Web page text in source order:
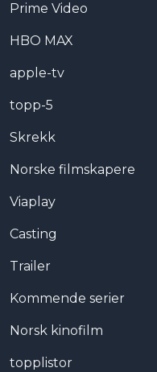
Prime Video
HBO MAX
apple-tv
topp-5
Skrekk
Norske filmskapere
Viaplay
Casting
Trailer
Kommende serier
Norsk kinofilm
topplistor